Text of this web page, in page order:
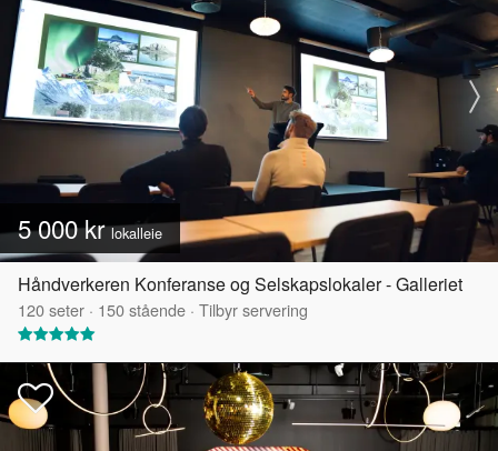
5 000 krlokalleie
Håndverkeren Konferanse og Selskapslokaler - Galleriet
120seter · 150stående · Tilbyr servering